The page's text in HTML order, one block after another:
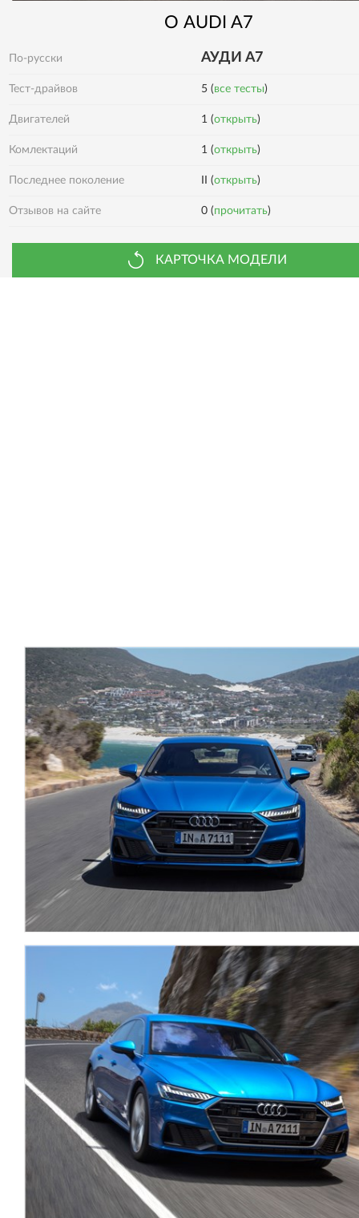
О AUDI A7
По-русски АУДИ А7
Тест-драйвов 5 (все тесты)
Двигателей 1 (открыть)
Комлектаций 1 (открыть)
Последнее поколение II (открыть)
Отзывов на сайте 0 (прочитать)
КАРТОЧКА МОДЕЛИ